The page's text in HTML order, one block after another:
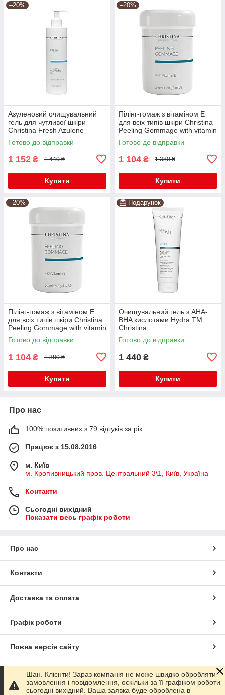
–20%
Азуленовий очищувальний
гель для чутливої шкіри
Christina Fresh Azulene
Cleansing Gel 300 мл
Готово до відправки
1 152 ₴ 1 440 ₴
Купити
–20%
Пілінг-гомаж з вітаміном Е
для всіх типів шкіри Christina
Peeling Gommage with vitamin
E, 250 мл
Готово до відправки
1 104 ₴ 1 380 ₴
Купити
–20%
Пілінг-гомаж з вітаміном Е
для всіх типів шкіри Christina
Peeling Gommage with vitamin
E, 250 мл
Готово до відправки
1 104 ₴ 1 380 ₴
Купити
Подарунок
Очищувальний гель з AHA-
BHA кислотами Hydra TM
Christina
Готово до відправки
1 440 ₴
Купити
Про нас
100% позитивних з 79 відгуків за рік
Працює з 15.08.2016
м. Київ
м. Кропивницький пров. Центральний 3\1, Київ, Україна
Контакти
Сьогодні вихідний
Показати весь графік роботи
Про нас
Контакти
Доставка та оплата
Графік роботи
Повна версія сайту
Сайт створено на маркетплейсі
Шан. Клієнти! Зараз компанія не може швидко обробляти
замовлення і повідомлення, оскільки за її графіком роботи
сьогодні вихідний. Ваша заявка буде оброблена в